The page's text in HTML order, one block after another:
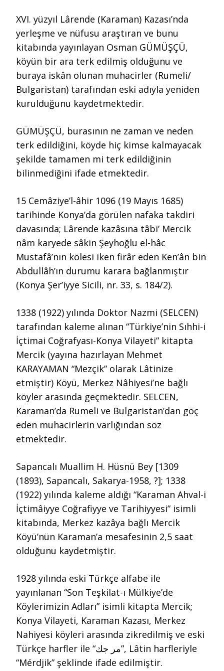
XVI. yüzyıl Lârende (Karaman) Kazası’nda
yerleşme ve nüfusu araştıran ve bunu
kitabında yayınlayan Osman GÜMÜŞÇÜ,
köyün bir ara terk edilmiş olduğunu ve
buraya iskân olunan muhacirler (Rumeli/
Bulgaristan) tarafından eski adıyla yeniden
kurulduğunu kaydetmektedir.
GÜMÜŞÇÜ, burasının ne zaman ve neden
terk edildiğini, köyde hiç kimse kalmayacak
şekilde tamamen mi terk edildiğinin
bilinmediğini ifade etmektedir.
15 Cemâziye’l-âhir 1096 (19 Mayıs 1685)
tarihinde Konya’da görülen nafaka takdiri
davasında; Lârende kazâsına tâbi’ Mercik
nâm karyede sâkin Şeyhoğlu el-hâc
Mustafâ’nın kölesi iken firâr eden Ken’ân bin
Abdullâh’ın durumu karara bağlanmıştır
(Konya Şer’iyye Sicili, nr. 33, s. 184/2).
1338 (1922) yılında Doktor Nazmi (SELCEN)
tarafından kaleme alınan “Türkiye’nin Sıhhi-i
İçtimai Coğrafyası-Konya Vilayeti” kitapta
Mercik (yayına hazırlayan Mehmet
KARAYAMAN “Mezçik” olarak Lâtinize
etmiştir) Köyü, Merkez Nâhiyesi’ne bağlı
köyler arasında geçmektedir. SELCEN,
Karaman’da Rumeli ve Bulgaristan’dan göç
eden muhacirlerin varlığından söz
etmektedir.
Sapancalı Muallim H. Hüsnü Bey [1309
(1893), Sapancalı, Sakarya-1958, ?]; 1338
(1922) yılında kaleme aldığı “Karaman Ahval-i
İçtimâiyye Coğrafiyye ve Tarihiyyesi” isimli
kitabında, Merkez kazâya bağlı Mercik
Köyü’nün Karaman’a mesafesinin 2,5 saat
olduğunu kaydetmiştir.
1928 yılında eski Türkçe alfabe ile
yayınlanan “Son Teşkilat-ı Mülkiye’de
Köylerimizin Adları” isimli kitapta Mercik;
Konya Vilayeti, Karaman Kazası, Merkez
Nahiyesi köyleri arasında zikredilmiş ve eski
Türkçe harfler ile “مر جك”, Lâtin harfleriyle
“Mérdjik” şeklinde ifade edilmiştir.